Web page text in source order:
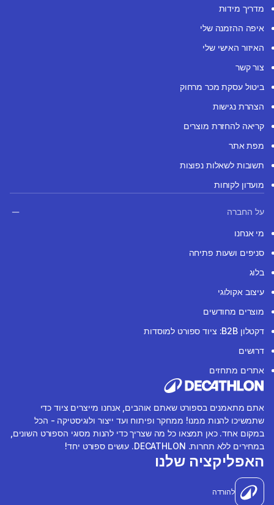
מדריך מידות
איפה ההזמנה שלי
האיזור האישי שלי
צור קשר
ביטול עסקת מכר מרחוק
הצהרת נגישות
קריאה להחזרת מוצרים
מפת אתר
תשובות לשאלות נפוצות
מועדון לקוחות
על החברה
מי אנחנו
סניפים ושעות פתיחה
בלוג
עיצוב אקולוגי
מוצרים מחודשים
דקטלון B2B: ציוד ספורט למוסדות
דרושים
אתרים מתחזים
אתם מתאמנים בספורט שאתם אוהבים, אנחנו מייצרים ציוד כדי
שתמשיכו להנות ממנו! ממחקר ופיתוח ועד ייצור ולוגיסטיקה - הכל
במקום אחד. כאן תמצאו כל מה שצריך כדי להנות מסוגי הספורט השונים,
במחירים ללא תחרות. DECATHLON. עושים ספורט יחד!
האפליקציה שלנו
להורדה